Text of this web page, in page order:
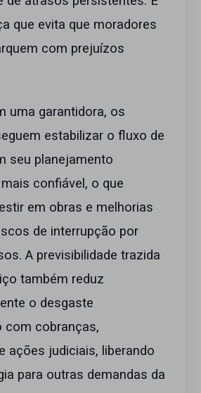
que evita que moradores
com prejuízos
uma garantidora, os
estabilizar o fluxo de
seu planejamento
confiável, o que
em obras e melhorias
de interrupção por
A previsibilidade trazida
também reduz
o desgaste
com cobranças,
ações judiciais, liberando
para outras demandas da